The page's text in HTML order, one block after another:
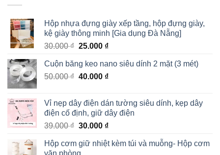
Hộp nhựa đựng giày xếp tầng, hộp đựng giày,
kệ giày thông minh [Gia dụng Đà Nẵng]
30.000₫ 25.000 ₫
Cuộn băng keo nano siêu dính 2 mặt (3 mét)
50.000₫ 40.000 ₫
Vỉ nẹp dây điện dán tường siêu dính, kẹp dây
điện cố định, giữ dây điện
39.000₫ 30.000 ₫
Hộp cơm giữ nhiệt kèm túi và muỗng- Hộp cơm